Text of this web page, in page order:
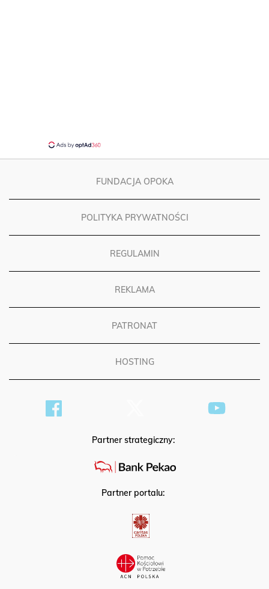
FUNDACJA OPOKA
POLITYKA PRYWATNOŚCI
REGULAMIN
REKLAMA
PATRONAT
HOSTING
Partner strategiczny:
Partner portalu: